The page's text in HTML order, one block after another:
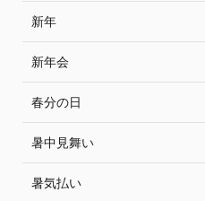
新年
新年会
春分の日
暑中見舞い
暑気払い